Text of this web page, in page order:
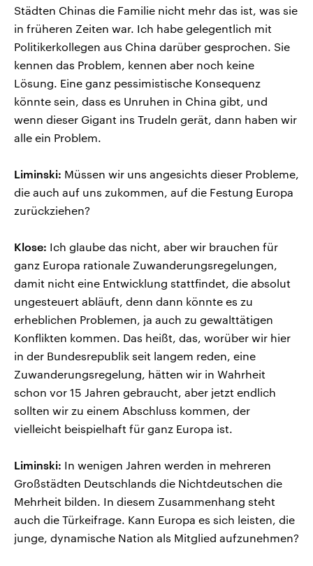
Städten Chinas die Familie nicht mehr das ist, was sie
in früheren Zeiten war. Ich habe gelegentlich mit
Politikerkollegen aus China darüber gesprochen. Sie
kennen das Problem, kennen aber noch keine
Lösung. Eine ganz pessimistische Konsequenz
könnte sein, dass es Unruhen in China gibt, und
wenn dieser Gigant ins Trudeln gerät, dann haben wir
alle ein Problem.
Liminski: Müssen wir uns angesichts dieser Probleme,
die auch auf uns zukommen, auf die Festung Europa
zurückziehen?
Klose: Ich glaube das nicht, aber wir brauchen für
ganz Europa rationale Zuwanderungsregelungen,
damit nicht eine Entwicklung stattfindet, die absolut
ungesteuert abläuft, denn dann könnte es zu
erheblichen Problemen, ja auch zu gewalttätigen
Konflikten kommen. Das heißt, das, worüber wir hier
in der Bundesrepublik seit langem reden, eine
Zuwanderungsregelung, hätten wir in Wahrheit
schon vor 15 Jahren gebraucht, aber jetzt endlich
sollten wir zu einem Abschluss kommen, der
vielleicht beispielhaft für ganz Europa ist.
Liminski: In wenigen Jahren werden in mehreren
Großstädten Deutschlands die Nichtdeutschen die
Mehrheit bilden. In diesem Zusammenhang steht
auch die Türkeifrage. Kann Europa es sich leisten, die
junge, dynamische Nation als Mitglied aufzunehmen?